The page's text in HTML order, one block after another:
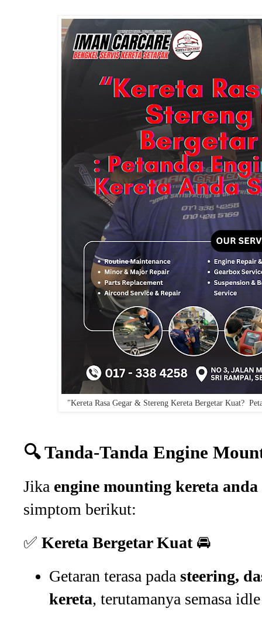
"Kereta Rasa Gegar & Stereng Kereta Bergetar Kuat?
🔍 Tanda-Tanda Engine
Jika engine mounting kereta
simptom berikut:
✅ Kereta Bergetar Kuat🚘
Getaran terasa pada steering,
kereta, terutamanya semasa